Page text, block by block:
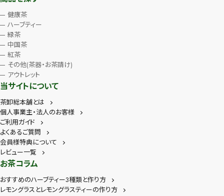
健康茶
ハーブティー
緑茶
中国茶
紅茶
その他(茶器・お茶請け)
アウトレット
当サイトについて
茶卸総本舗とは
個人事業主・法人のお客様
ご利用ガイド
よくあるご質問
会員様特典について
レビュー一覧
お茶コラム
おすすめのハーブティー3種類と作り方
レモングラスとレモングラスティーの作り方